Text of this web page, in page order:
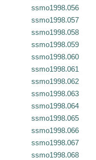
ssmo1998.056
ssmo1998.057
ssmo1998.058
ssmo1998.059
ssmo1998.060
ssmo1998.061
ssmo1998.062
ssmo1998.063
ssmo1998.064
ssmo1998.065
ssmo1998.066
ssmo1998.067
ssmo1998.068